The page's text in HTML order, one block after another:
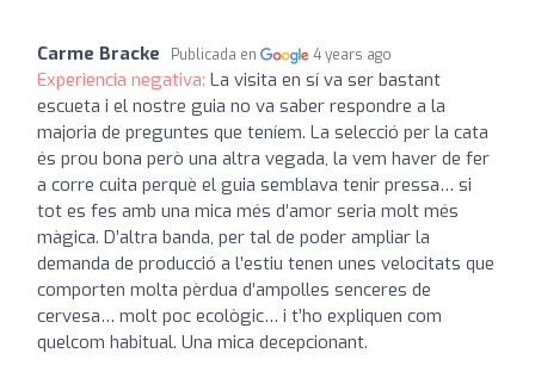
Carme Bracke Publicada en 4 years ago
Experiencia negativa: La visita en sí va ser bastant
escueta i el nostre guia no va saber respondre a la
majoria de preguntes que teníem. La selecció per la cata
és prou bona però una altra vegada, la vem haver de fer
a corre cuita perquè el guia semblava tenir pressa… si
tot es fes amb una mica més d’amor seria molt més
màgica. D’altra banda, per tal de poder ampliar la
demanda de producció a l’estiu tenen unes velocitats que
comporten molta pèrdua d’ampolles senceres de
cervesa… molt poc ecològic… i t’ho expliquen com
quelcom habitual. Una mica decepcionant.